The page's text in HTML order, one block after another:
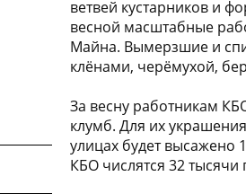
ветвей кустарников и
весной масштабные
Майна. Вымерзшие и
клёнами, черёмухой,
За весну работникам
клумб. Для их
улицах будет высажено
КБО числятся 32 тысячи